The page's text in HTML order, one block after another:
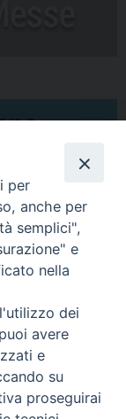
Mons. Agostino
di Castellaneta
per
anche per
semplici",
e
nella
dei
avere
e
su
proseguirai